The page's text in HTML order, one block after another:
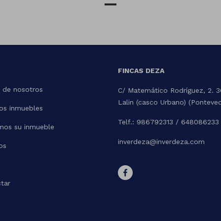
de nosotros
inmuebles
su inmueble
FINCAS DEZA
C/ Matemático Rodríguez, 2.
Lalin (casco Urbano)
Telf.: 986792313 / 648086233
inverdeza@inverdeza.com